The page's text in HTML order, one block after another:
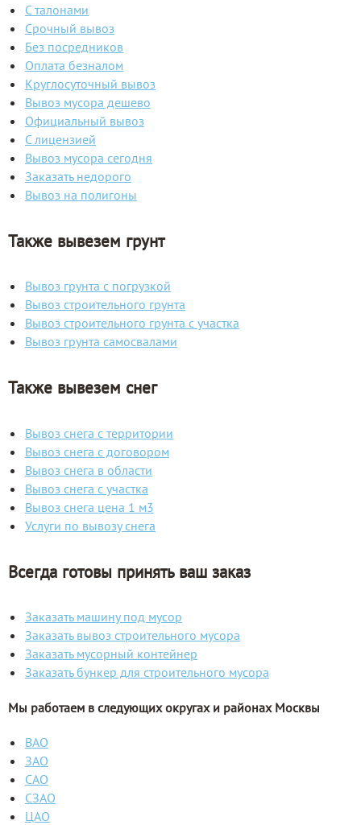
С талонами
Срочный вывоз
Без посредников
Оплата безналом
Круглосуточный вывоз
Вывоз мусора дешево
Официальный вывоз
С лицензией
Вывоз мусора сегодня
Заказать недорого
Вывоз на полигоны
Также вывезем грунт
Вывоз грунта с погрузкой
Вывоз строительного грунта
Вывоз строительного грунта с участка
Вывоз грунта самосвалами
Также вывезем снег
Вывоз снега с территории
Вывоз снега с договором
Вывоз снега в области
Вывоз снега с участка
Вывоз снега цена 1 м3
Услуги по вывозу снега
Всегда готовы принять ваш заказ
Заказать машину под мусор
Заказать вывоз строительного мусора
Заказать мусорный контейнер
Заказать бункер для строительного мусора
Мы работаем в следующих округах и районах Москвы
ВАО
ЗАО
САО
СЗАО
ЦАО